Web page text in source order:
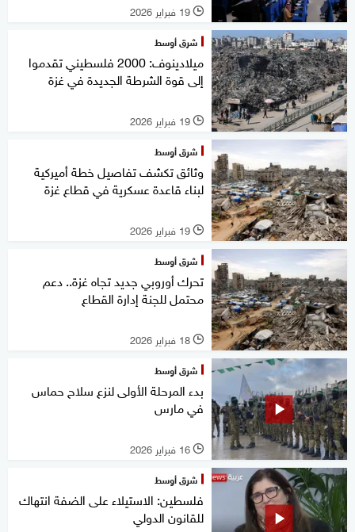
l 19 فبراير 2026
شرق أوسط
ميلادينوف: 2000 فلسطيني تقدموا
إلى قوة الشرطة الجديدة في غزة
l 19 فبراير 2026
شرق أوسط
وثائق تكشف تفاصيل خطة أميركية
لبناء قاعدة عسكرية في قطاع غزة
l 19 فبراير 2026
شرق أوسط
تحرك أوروبي جديد تجاه غزة.. دعم
محتمل للجنة إدارة القطاع
l 18 فبراير 2026
شرق أوسط
بدء المرحلة الأولى لنزع سلاح حماس
في مارس
l 16 فبراير 2026
شرق أوسط
فلسطين: الاستيلاء على الضفة انتهاك
للقانون الدولي